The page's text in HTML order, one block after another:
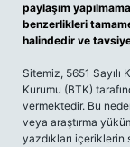
paylaşım
benzerlikleri
halindedir ve
Sitemiz, 5651
Kurumu (BTK)
vermektedir. Bu
veya araştırma
yazdıkları